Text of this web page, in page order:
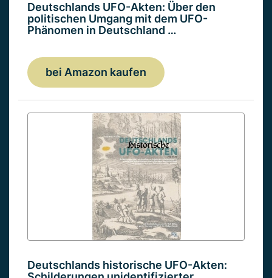
Deutschlands UFO-Akten: Über den
politischen Umgang mit dem UFO-
Phänomen in Deutschland …
bei Amazon kaufen
Deutschlands historische UFO-Akten: